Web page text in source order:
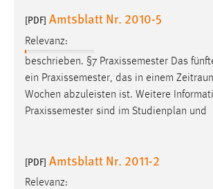
[PDF] Amtsblatt Nr. 2010-5
Relevanz:
beschrieben. §7 Praxissemester Das
ein Praxissemester, das in einem
Wochen abzuleisten ist. Weitere
Praxissemester sind im Studienplan und
[PDF] Amtsblatt Nr. 2011-2
Relevanz: